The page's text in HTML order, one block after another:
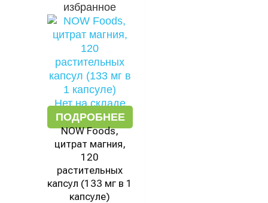
избранное
Нет на складе
ПОДРОБНЕЕ
NOW Foods,
цитрат магния,
120
растительных
капсул (133 мг в 1
капсуле)